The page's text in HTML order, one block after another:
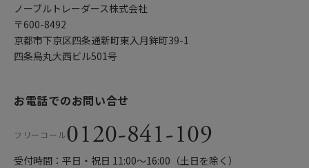
ノーブルトレーダース株式会社
〒600-8492
京都市下京区四条通新町東入月鉾町39-1
四条烏丸大西ビル501号
お電話でのお問い合せ
フリーコール0120-841-109
受付時間：平日・祝日 11:00〜16:00（土日を除く）